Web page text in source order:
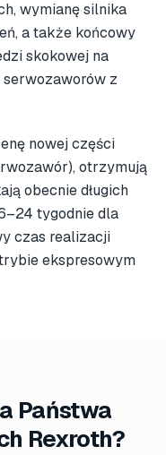
wymianę silnika
a także końcowy
skokowej na
z
nowej części
otrzymują
obecnie długich
tygodnie dla
czas realizacji
ekspresowym
Państwa
Rexroth?